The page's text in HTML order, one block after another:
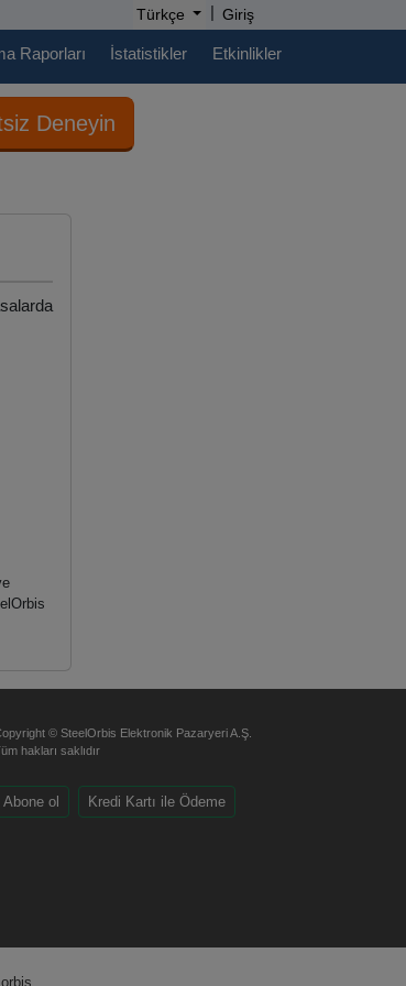
Türkçe | Giriş
Raporları İstatistikler Etkinlikler
Deneyin
© SteelOrbis Elektronik Pazaryeri A.Ş.
hakları saklıdır
Abone ol Kredi Kartı ile Ödeme